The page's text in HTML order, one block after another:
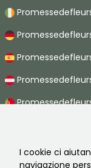
I cookie ci
navigazione